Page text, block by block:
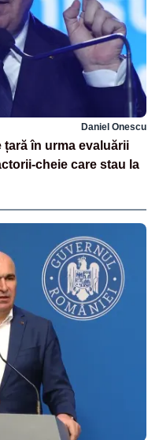
Daniel Onescu
țară în urma evaluării
cheie care stau la